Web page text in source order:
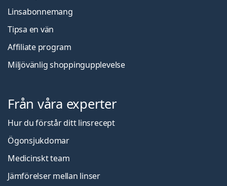
Linsabonnemang
Tipsa en vän
Affiliate program
Miljövänlig shoppingupplevelse
Från våra experter
Hur du förstår ditt linsrecept
Ögonsjukdomar
Medicinskt team
Jämförelser mellan linser